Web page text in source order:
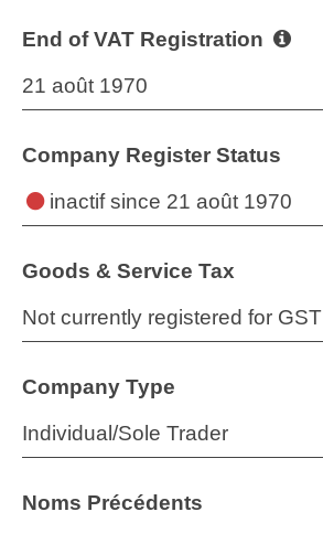
End of VAT Registration
21 août 1970
Company Register Status
inactifsince 21 août 1970
Goods & Service Tax
Not currently registered for GST
Company Type
Individual/Sole Trader
Noms Précédents